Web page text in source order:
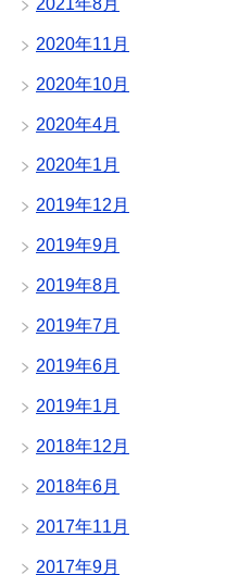
2021年8月
2020年11月
2020年10月
2020年4月
2020年1月
2019年12月
2019年9月
2019年8月
2019年7月
2019年6月
2019年1月
2018年12月
2018年6月
2017年11月
2017年9月